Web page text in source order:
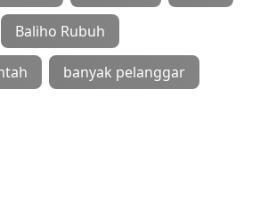
Baliho Rubuh
banyak pelanggar